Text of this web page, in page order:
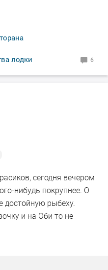
лодки 6
сегодня вечером
нибудь покрупнее. О
достойную рыбеху.
и на Оби то не